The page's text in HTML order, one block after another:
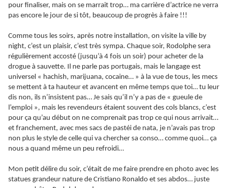
pour finaliser, mais on se marrait trop… ma carrière d’actrice ne verra
pas encore le jour de si tôt, beaucoup de progrès à faire !!!
Comme tous les soirs, après notre installation, on visite la ville by
night, c’est un plaisir, c’est très sympa. Chaque soir, Rodolphe sera
régulièrement accosté (jusqu’à 4 fois un soir) pour acheter de la
drogue à sauvette. Il ne parle pas portugais, mais le langage est
universel « hachish, marijuana, cocaine… » à la vue de tous, les mecs
se mettent à ta hauteur et avancent en même temps que toi… tu leur
dis non, ils n’insistent pas… Je sais qu’il n’y a pas de « gueule de
l’emploi », mais les revendeurs étaient souvent des cols blancs, c’est
pour ça qu’au début on ne comprenait pas trop ce qui nous arrivait…
et franchement, avec mes sacs de pastéi de nata, je n’avais pas trop
non plus le style de celle qui va chercher sa conso… comme quoi… ça
nous a quand même un peu refroidi…
Mon petit délire du soir, c’était de me faire prendre en photo avec les
statues grandeur nature de Cristiano Ronaldo et ses abdos… juste